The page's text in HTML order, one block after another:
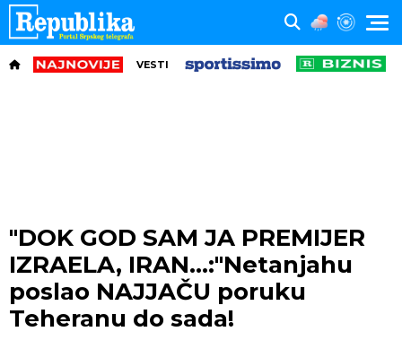
VESTI
"DOK GOD SAM JA PREMIJER
IZRAELA, IRAN...:"Netanjahu
poslao NAJJAČU poruku
Teheranu do sada!